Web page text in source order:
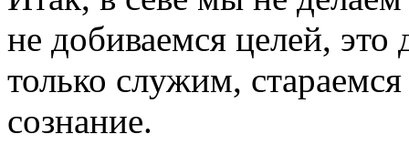
не добиваемся целей,
только служим,
сознание.